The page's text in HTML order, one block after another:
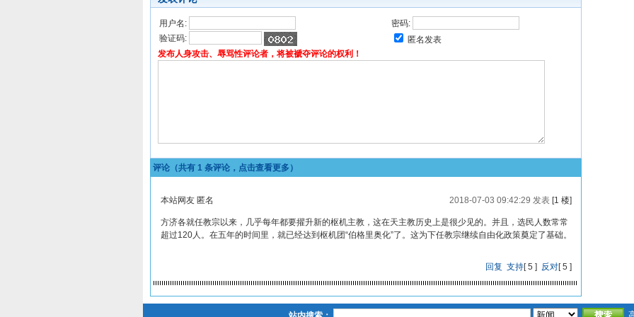
用户名:
密码:
验证码:
匿名发表
发布人身攻击、辱骂性评论者，将被褫夺评论的权利！
评论（共有 1 条评论，点击查看更多）
本站网友 匿名 2018-07-03 09:42:29 发表[1 楼]
方济各就任教宗以来，几乎每年都要擢升新的枢机主教，这在天主教历史上是很少见的。并且，选民人数常常
超过120人。在五年的时间里，就已经达到枢机团“伯格里奥化”了。这为下任教宗继续自由化政策奠定了基础。
回复 支持[5 ] 反对[5 ]